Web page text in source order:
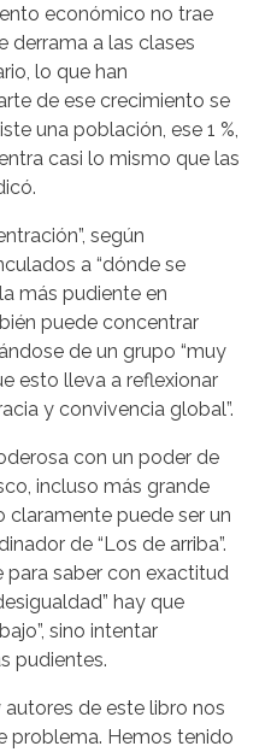
económico no trae
derrama a las clases
lo que han
de ese crecimiento se
una población, ese 1 %,
casi lo mismo que las
según
a “dónde se
más pudiente en
puede concentrar
de un grupo “muy
esto lleva a reflexionar
y convivencia global”.
con un poder de
incluso más grande
claramente puede ser un
de “Los de arriba”.
para saber con exactitud
hay que
sino intentar
pudientes.
de este libro nos
problema. Hemos tenido